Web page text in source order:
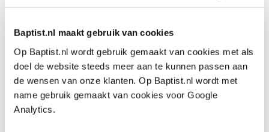
Baptist.nl maakt gebruik van cookies
Op Baptist.nl wordt gebruik gemaakt van cookies met als
doel de website steeds meer aan te kunnen passen aan
de wensen van onze klanten. Op Baptist.nl wordt met
name gebruik gemaakt van cookies voor Google
Analytics.
Op voorraad
Vergelijken
Kroon oil metaalbewerkingsolie espadon
zc-3500 500 ml